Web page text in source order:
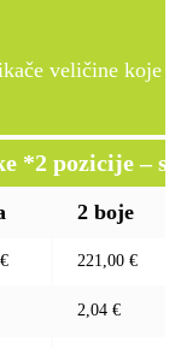
veličine
*2 pozicije –
2 boje
221,00 €
2,04 €